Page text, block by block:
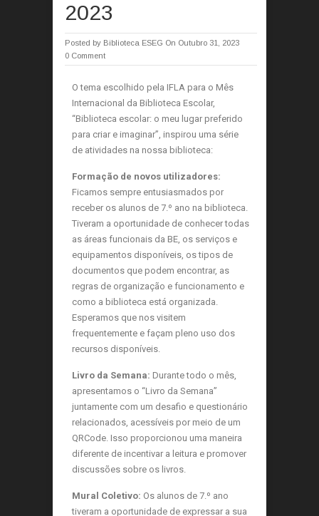
2023
Posted by Biblioteca ESEG On Outubro 31, 2023
0 Comment
O tema escolhido pela IFLA para o Mês
Internacional da Biblioteca Escolar,
“Biblioteca escolar: o meu lugar preferido
para criar e imaginar”, inspirou uma série
de atividades na nossa biblioteca:
Formação de novos utilizadores:
Ficamos sempre entusiasmados por
receber os alunos de 7.º ano na biblioteca.
Tiveram a oportunidade de conhecer todas
as áreas funcionais da BE, os serviços e
equipamentos disponíveis, os tipos de
documentos que podem encontrar, as
regras de organização e funcionamento e
como a biblioteca está organizada.
Esperamos que nos visitem
frequentemente e façam pleno uso dos
recursos disponíveis.
Livro da Semana: Durante todo o mês,
apresentamos o “Livro da Semana”
juntamente com um desafio e questionário
relacionados, acessíveis por meio de um
QRCode. Isso proporcionou uma maneira
diferente de incentivar a leitura e promover
discussões sobre os livros.
Mural Coletivo: Os alunos de 7.º ano
tiveram a oportunidade de expressar a sua